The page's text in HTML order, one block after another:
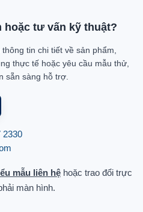
hoặc tư vấn kỹ thuật?
tin chi tiết về sản phẩm,
thực tế hoặc yêu cầu mẫu thử,
sẵn sàng hỗ trợ.
2330
mẫu liên hệ hoặc trao đổi trực
màn hình.